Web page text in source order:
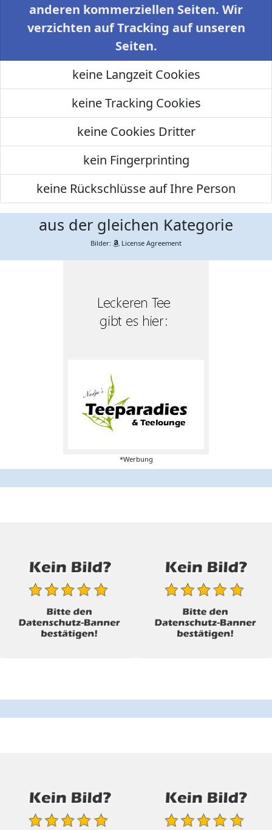
anderen kommerziellen Seiten. Wir
verzichten auf Tracking auf unseren
Seiten.
keine Langzeit Cookies
keine Tracking Cookies
keine Cookies Dritter
kein Fingerprinting
keine Rückschlüsse auf Ihre Person
aus der gleichen Kategorie
Bilder: License Agreement
*Werbung